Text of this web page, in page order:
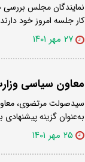
نمایندگان مجلس بررسی
کار جلسه امروز خود
۲۷ مهر ۱۴۰۱
معاون سیاسی
سیدصولت مرتضوی،
به‌عنوان گزینه پیشنهادی
۲۵ مهر ۱۴۰۱